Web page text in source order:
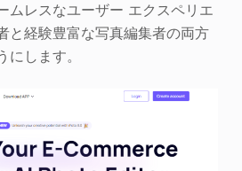
ムレスなユーザー エクスペリエ
と経験豊富な写真編集者の両方
します。